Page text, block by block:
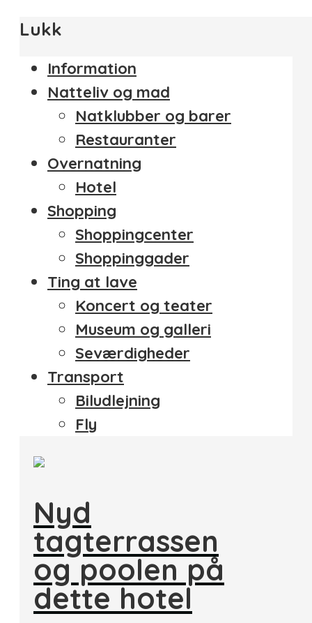
Lukk
Information
Natteliv og mad
Natklubber og barer
Restauranter
Overnatning
Hotel
Shopping
Shoppingcenter
Shoppinggader
Ting at lave
Koncert og teater
Museum og galleri
Seværdigheder
Transport
Biludlejning
Fly
Nyd
tagterrassen
og poolen på
dette hotel